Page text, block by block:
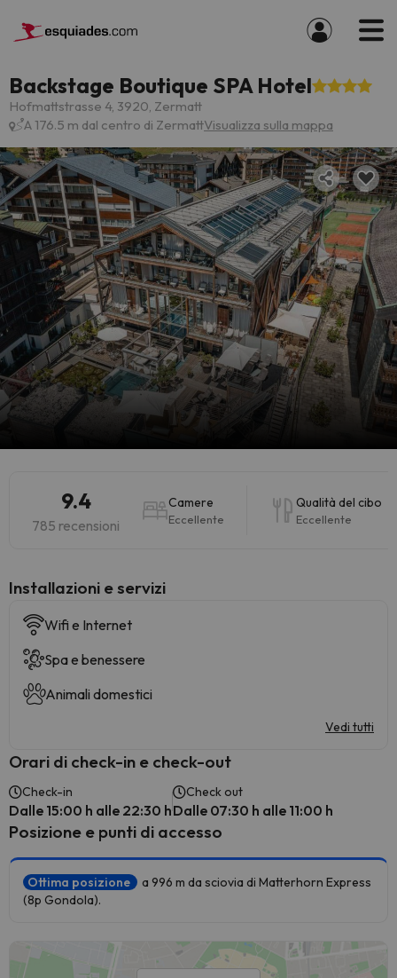
Backstage Boutique SPA Hotel
Hofmattstrasse 4, 3920, Zermatt
A 176.5 m dal centro di ZermattVisualizza sulla mappa
9.4
785 recensioni
Camere
Eccellente
Qualità del cibo
Eccellente
Installazioni e servizi
Wifi e Internet
Spa e benessere
Animali domestici
Vedi tutti
Orari di check-in e check-out
Check-in
Dalle 15:00 h alle 22:30 h
Check out
Dalle 07:30 h alle 11:00 h
Posizione e punti di accesso
Ottima posizione
a 996 m da sciovia di Matterhorn Express
(8p Gondola).